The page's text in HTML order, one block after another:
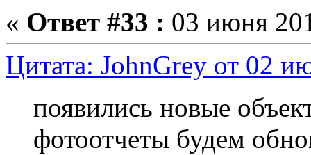
« Ответ #33 : 03 июня
Цитата: JohnGrey от 02
появились новые
фотоотчеты будем